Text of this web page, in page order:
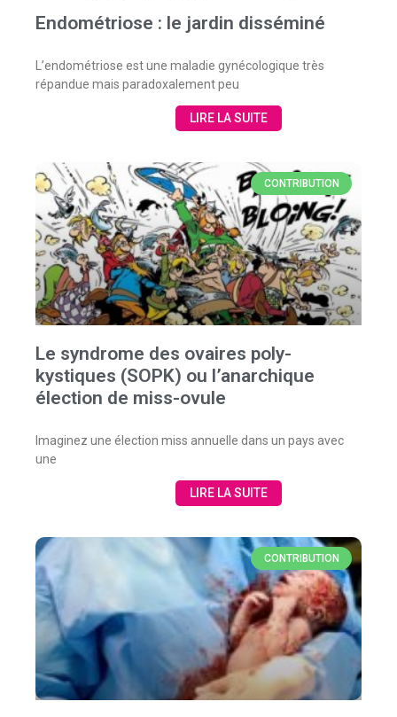
Endométriose : le jardin disséminé
L’endométriose est une maladie gynécologique très
répandue mais paradoxalement peu
LIRE LA SUITE
CONTRIBUTION
Le syndrome des ovaires poly-
kystiques (SOPK) ou l’anarchique
élection de miss-ovule
Imaginez une élection miss annuelle dans un pays avec
une
LIRE LA SUITE
CONTRIBUTION